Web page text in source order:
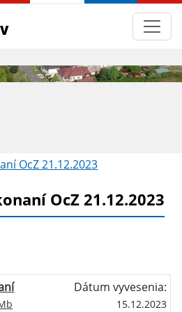
OcZ 21.12.2023
OcZ 21.12.2023
Dátum vyvesenia:
15.12.2023